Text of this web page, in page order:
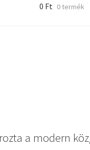
0 Ft 0 termék
a modern